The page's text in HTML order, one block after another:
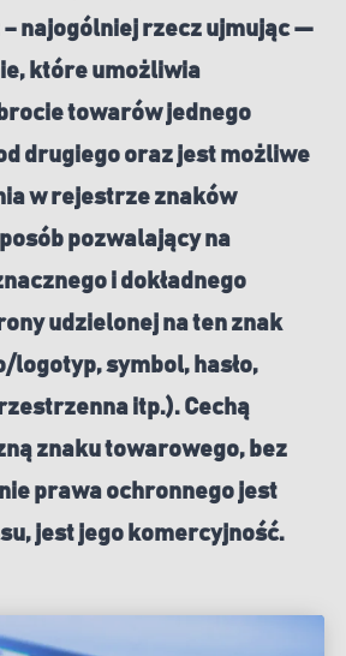
najogólniej rzecz ujmując —
które umożliwia
towarów jednego
drugiego oraz jest możliwe
w rejestrze znaków
pozwalający na
i dokładnego
udzielonej na ten znak
logotyp, symbol, hasło,
itp.). Cechą
znaku towarowego, bez
prawa ochronnego jest
jest jego komercyjność.